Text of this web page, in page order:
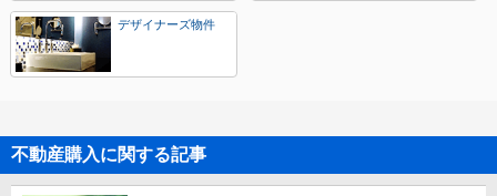
デザイナーズ物件
不動産購入に関する記事